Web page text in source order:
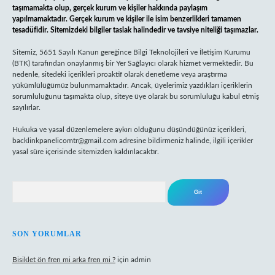
taşımamakta olup, gerçek kurum ve kişiler hakkında paylaşım
yapılmamaktadır. Gerçek kurum ve kişiler ile isim benzerlikleri tamamen
tesadüfidir. Sitemizdeki bilgiler taslak halindedir ve tavsiye niteliği taşımazlar.
Sitemiz, 5651 Sayılı Kanun gereğince Bilgi Teknolojileri ve İletişim Kurumu
(BTK) tarafından onaylanmış bir Yer Sağlayıcı olarak hizmet vermektedir. Bu
nedenle, sitedeki içerikleri proaktif olarak denetleme veya araştırma
yükümlülüğümüz bulunmamaktadır. Ancak, üyelerimiz yazdıkları içeriklerin
sorumluluğunu taşımakta olup, siteye üye olarak bu sorumluluğu kabul etmiş
sayılırlar.
Hukuka ve yasal düzenlemelere aykırı olduğunu düşündüğünüz içerikleri,
backlinkpanelicomtr@gmail.com adresine bildirmeniz halinde, ilgili içerikler
yasal süre içerisinde sitemizden kaldırılacaktır.
SON YORUMLAR
Bisiklet ön fren mi arka fren mi ? için admin